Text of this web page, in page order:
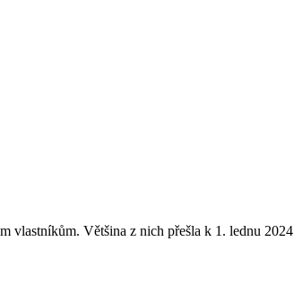
Většina z nich přešla k 1. lednu